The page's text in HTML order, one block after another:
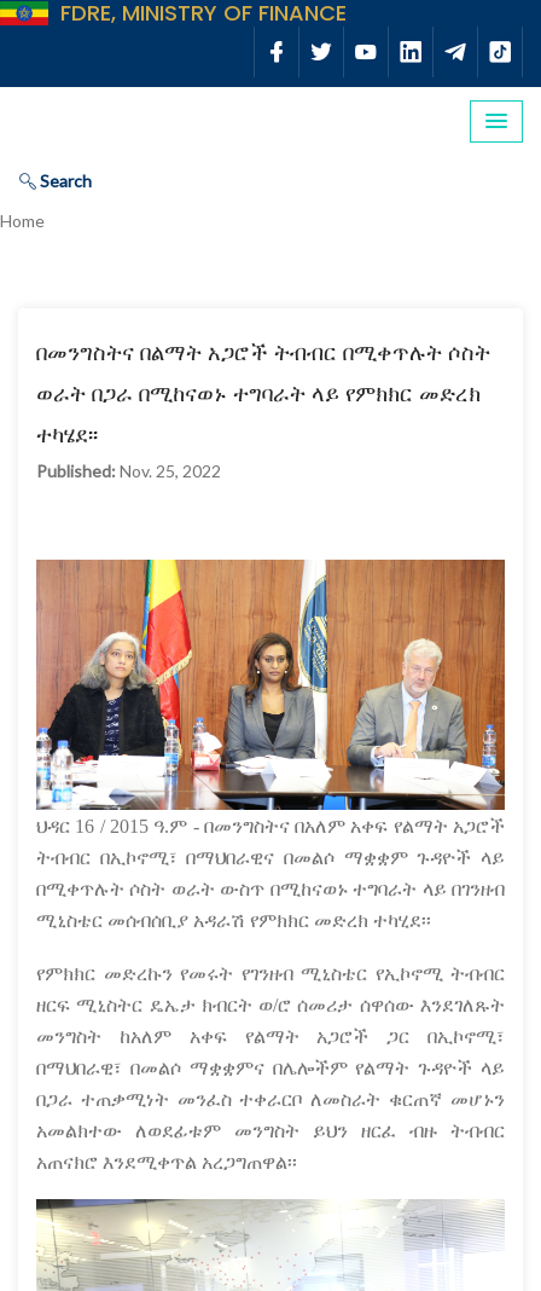
FDRE, MINISTRY OF FINANCE
Search
Home
በመንግስትና በልማት አጋሮች ትብብር በሚቀጥሉት ሶስት
ወራት በጋራ በሚከናወኑ ተግባራት ላይ የምክክር መድረክ
ተካሄደ፡፡
Published: Nov. 25, 2022
ህዳር 16 / 2015 ዓ.ም - በመንግስትና በአለም አቀፍ የልማት አጋሮች
ትብብር በኢኮኖሚ፣ በማህበራዊና በመልሶ ማቋቋም ጉዳዮች ላይ
በሚቀጥሉት ሶስት ወራት ውስጥ በሚከናወኑ ተግባራት ላይ በገንዘብ
ሚኒስቴር መሰብሰቢያ አዳራሽ የምክክር መድረክ ተካሂደ፡፡
የምክክር መድረኩን የመሩት የገንዘብ ሚኒስቴር የኢኮኖሚ ትብብር
ዘርፍ ሚኒስትር ዴኤታ ክብርት ወ/ሮ ሰመሪታ ሰዋሰው እንደገለጹት
መንግስት ከአለም አቀፍ የልማት አጋሮች ጋር በኢኮኖሚ፣
በማህበራዊ፣ በመልሶ ማቋቋምና በሌሎችም የልማት ጉዳዮች ላይ
በጋራ ተጠቃሚነት መንፈስ ተቀራርቦ ለመስራት ቁርጠኛ መሆኑን
አመልክተው ለወደፊቱም መንግስት ይህን ዘርፈ ብዙ ትብብር
አጠናክሮ እንደሚቀጥል አረጋግጠዋል፡፡